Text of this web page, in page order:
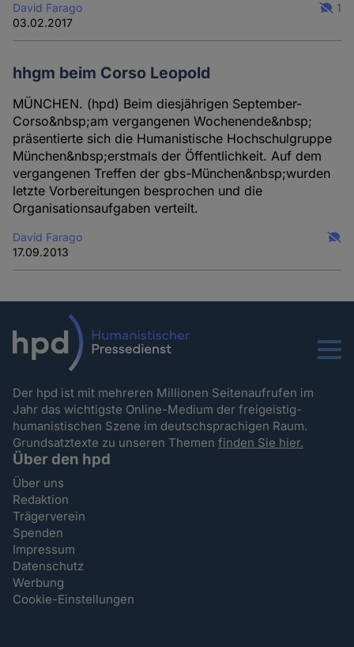
David Farago
03.02.2017
1
hhgm beim Corso Leopold
MÜNCHEN. (hpd) Beim diesjährigen September-
Corso&nbsp;am vergangenen Wochenende&nbsp;
präsentierte sich die Humanistische Hochschulgruppe
München&nbsp;erstmals der Öffentlichkeit. Auf dem
vergangenen Treffen der gbs-München&nbsp;wurden
letzte Vorbereitungen besprochen und die
Organisationsaufgaben verteilt.
David Farago
17.09.2013
Menu
Der hpd ist mit mehreren Millionen Seitenaufrufen im
Jahr das wichtigste Online-Medium der freigeistig-
humanistischen Szene im deutschsprachigen Raum.
Grundsatztexte zu unseren Themenfinden Sie hier.
Über den hpd
Über uns
Redaktion
Trägerverein
Spenden
Impressum
Datenschutz
Werbung
Cookie-Einstellungen